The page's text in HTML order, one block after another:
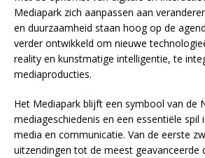
Mediapark zich aanpassen aan
en duurzaamheid staan hoog op de
verder ontwikkeld om nieuwe
reality en kunstmatige intelligentie, te
mediaproducties.
Het Mediapark blijft een symbool van de
mediageschiedenis en een essentiële
media en communicatie. Van de eerste
uitzendingen tot de meest geavanceerde